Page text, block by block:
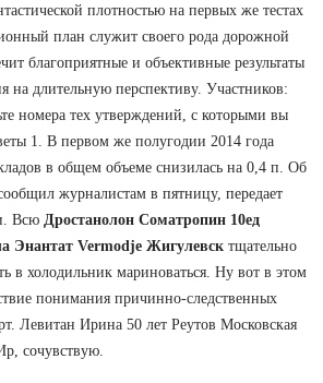
плотностью на первых же тестах
план служит своего рода дорожной
благоприятные и объективные результаты
на длительную перспективу. Участников:
номера тех утверждений, с которыми вы
1. В первом же полугодии 2014 года
в общем объеме снизилась на 0,4 п. Об
журналистам в пятницу, передает
Всю Дростанолон Cоматропин 10ед
Энантат Vermodje Жигулевск тщательно
в холодильник мариноваться. Ну вот в этом
понимания причинно-следственных
Левитан Ирина 50 лет Реутов Московская
сочувствую.